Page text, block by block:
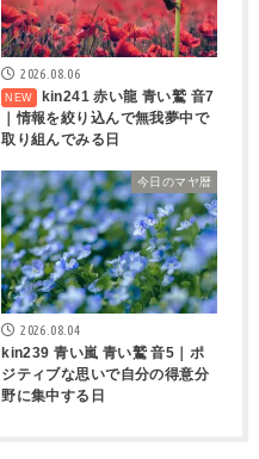
2026.08.06
kin241 赤い龍 青い鷲 音7
｜情報を絞り込んで無我夢中で
取り組んでみる日
今日のマヤ暦
2026.08.04
kin239 青い嵐 青い鷲 音5｜ポ
ジティブな思いで自分の得意分
野に集中する日